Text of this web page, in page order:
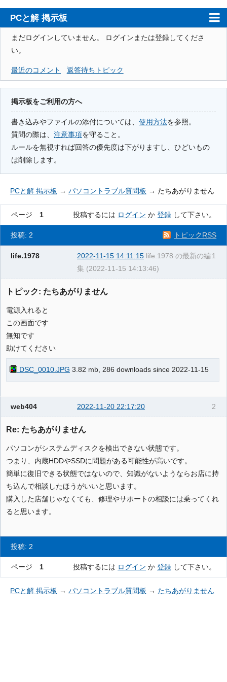
PCと解 掲示板
ホーム
注意事項
使用方法
検索
登録
ログイン
まだログインしていません。
ログインまたは登録してくださ
い。
最近のコメント 返答待ちトピック
掲示板をご利用の方へ
書き込みやファイルの添付については、 使用方法を参照。
質問の際は、 注意事項を守ること。
ルールを無視すれば回答の優先度は下がりますし、ひどいもの
は削除します。
PCと解 掲示板 → パソコントラブル質問板 → たちあがりません
ページ 1 投稿するには ログイン か 登録 して下さい。
トピックRSS
投稿: 2
1
life.1978 2022-11-15 14:11:15 life.1978 の最新の編
集 (2022-11-15 14:13:46)
トピック: たちあがりません
電源入れると
この画面です
無知です
助けてください
DSC_0010.JPG 3.82 mb, 286 downloads since 2022-11-15
2
web404 2022-11-20 22:17:20
Re: たちあがりません
パソコンがシステムディスクを検出できない状態です。
つまり、内蔵HDDやSSDに問題がある可能性が高いです。
簡単に復旧できる状態ではないので、知識がないようならお店に持
ち込んで相談したほうがいいと思います。
購入した店舗じゃなくても、修理やサポートの相談には乗ってくれ
ると思います。
投稿: 2
ページ 1 投稿するには ログイン か 登録 して下さい。
PCと解 掲示板 → パソコントラブル質問板 → たちあがりません